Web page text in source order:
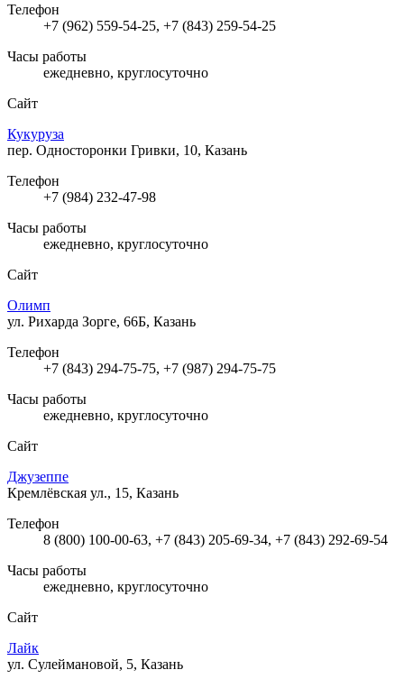
Телефон
+7 (962) 559-54-25, +7 (843) 259-54-25
Часы работы
ежедневно, круглосуточно
Сайт
Кукуруза
пер. Односторонки Гривки, 10, Казань
Телефон
+7 (984) 232-47-98
Часы работы
ежедневно, круглосуточно
Сайт
Олимп
ул. Рихарда Зорге, 66Б, Казань
Телефон
+7 (843) 294-75-75, +7 (987) 294-75-75
Часы работы
ежедневно, круглосуточно
Сайт
Джузеппе
Кремлёвская ул., 15, Казань
Телефон
8 (800) 100-00-63, +7 (843) 205-69-34, +7 (843) 292-69-54
Часы работы
ежедневно, круглосуточно
Сайт
Лайк
ул. Сулеймановой, 5, Казань